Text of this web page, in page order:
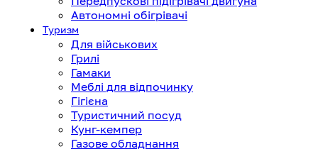
Автономні обігрівачі
Туризм
Для військових
Грилі
Гамаки
Меблі для відпочинку
Гігієна
Туристичний посуд
Кунг-кемпер
Газове обладнання